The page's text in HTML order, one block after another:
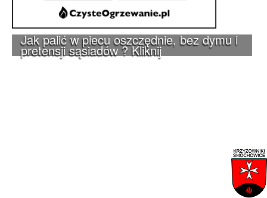
Jak palić w piecu oszczędnie, bez dymu i
pretensji sąsiadów ? Kliknij